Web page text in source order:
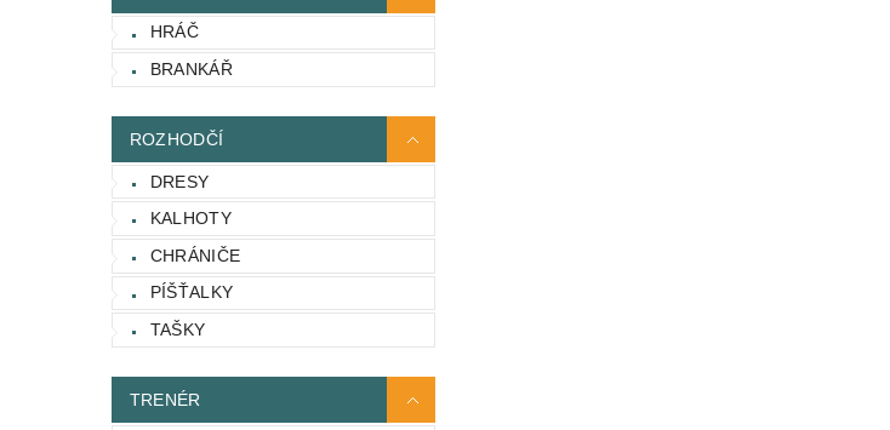
HRÁČ
BRANKÁŘ
ROZHODČÍ
DRESY
KALHOTY
CHRÁNIČE
PÍŠŤALKY
TAŠKY
TRENÉR